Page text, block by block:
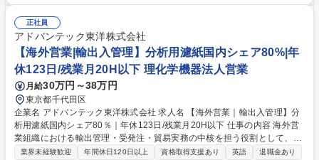
ート等） ■組織マネジメント・人材育成・チーム全体の業務分担・効率的
な運用 ■現行業務フローの抜本的な見直しと改善・プロジェクトの推進 ■
外部専門家との折衝・調整業務の主導 ■経営層へのレポーティング：経営
管理部長、CFO、経営層への定期的かつタイムリーな情報提供・報告資料
作成■その他他事業部との社内調整 募集職種 【経営管理部/部長候補】経
理・財務組織の実務責任者
正社員
アドバンテック東洋株式会社
【海外営業|輸出入管理】分析用濾紙国内シェア80%|年
休123日/残業月20H以下 理化学機器法人営業
月給30万円～38万円
東京都千代田区
企業名 アドバンテック東洋株式会社 求人名 【海外営業｜輸出入管理】分
析用濾紙国内シェア80％｜年休123日/残業月20H以下 仕事の内容 海外営
業組織における輸出管理・受発注・貿易実務の中核を担う役割として、実
務と業務改善の双方を担当。 海外営業部門の貿易事務全体を統括しなが
業界未経験歓迎 年間休日120日以上 資格取得支援あり 英語
退職金あり